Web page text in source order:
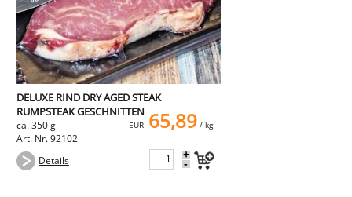
DELUXE RIND DRY AGED STEAK
RUMPSTEAK GESCHNITTEN
ca. 350 g
Art. Nr. 92102
EUR 65,89/ kg
Details +
-